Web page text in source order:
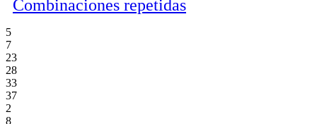
Combinaciones repetidas
5
7
23
28
33
37
2
8